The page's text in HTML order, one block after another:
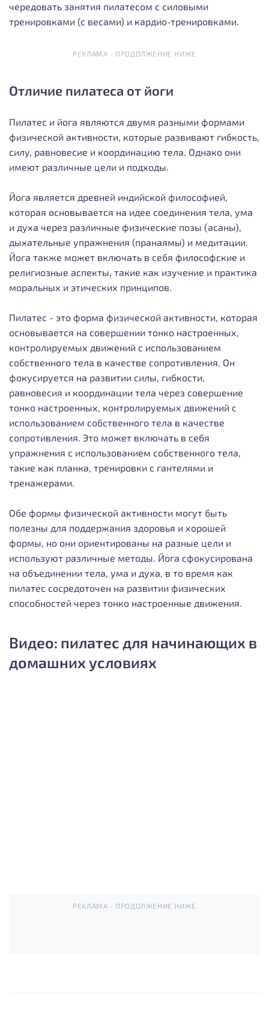
чередовать занятия пилатесом с силовыми
тренировками (с весами) и кардио-тренировками.
РЕКЛАМА - ПРОДОЛЖЕНИЕ НИЖЕ
Отличие пилатеса от йоги
Пилатес и йога являются двумя разными формами
физической активности, которые развивают гибкость,
силу, равновесие и координацию тела. Однако они
имеют различные цели и подходы.
Йога является древней индийской философией,
которая основывается на идее соединения тела, ума
и духа через различные физические позы (асаны),
дыхательные упражнения (пранаямы) и медитации.
Йога также может включать в себя философские и
религиозные аспекты, такие как изучение и практика
моральных и этических принципов.
Пилатес - это форма физической активности, которая
основывается на совершении тонко настроенных,
контролируемых движений с использованием
собственного тела в качестве сопротивления. Он
фокусируется на развитии силы, гибкости,
равновесия и координации тела через совершение
тонко настроенных, контролируемых движений с
использованием собственного тела в качестве
сопротивления. Это может включать в себя
упражнения с использованием собственного тела,
такие как планка, тренировки с гантелями и
тренажерами.
Обе формы физической активности могут быть
полезны для поддержания здоровья и хорошей
формы, но они ориентированы на разные цели и
используют различные методы. Йога сфокусирована
на объединении тела, ума и духа, в то время как
пилатес сосредоточен на развитии физических
способностей через тонко настроенные движения.
Видео: пилатес для начинающих в
домашних условиях
РЕКЛАМА - ПРОДОЛЖЕНИЕ НИЖЕ